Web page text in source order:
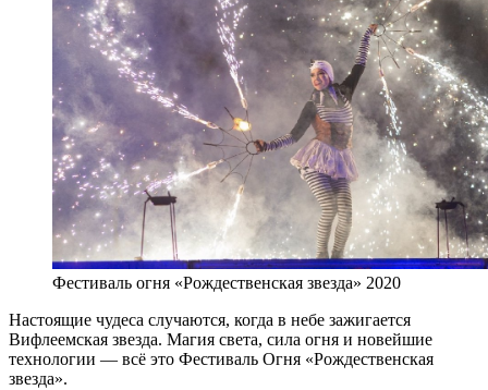
Фестиваль огня «Рождественская звезда» 2020
Настоящие чудеса случаются, когда в небе зажигается
Вифлеемская звезда. Магия света, сила огня и новейшие
технологии — всё это Фестиваль Огня «Рождественская
звезда».